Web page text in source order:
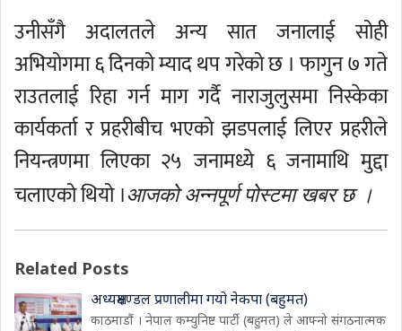
उनीसँगै अदालतले अन्य सात जनालाई सोही
अभियोगमा ६ दिनको म्याद थप गरेको छ । फागुन ७ गते
राउतलाई रिहा गर्न माग गर्दै नाराजुलुसमा निस्केका
कार्यकर्ता र प्रहरीबीच भएको झडपलाई लिएर प्रहरीले
नियन्त्रणमा लिएका २५ जनामध्ये ६ जनामाथि मुद्दा
चलाएको थियो ।आजको अन्नपूर्ण पोस्टमा खबर छ ।
Related Posts
अध्यक्षमण्डल प्रणालीमा गयो नेकपा (बहुमत)
काठमाडौं । नेपाल कम्युनिष्ट पार्टी (बहुमत) ले आफ्नो संगठनात्मक